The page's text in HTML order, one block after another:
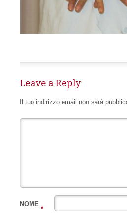
Leave a Reply
Il tuo indirizzo email non sarà
NOME
*